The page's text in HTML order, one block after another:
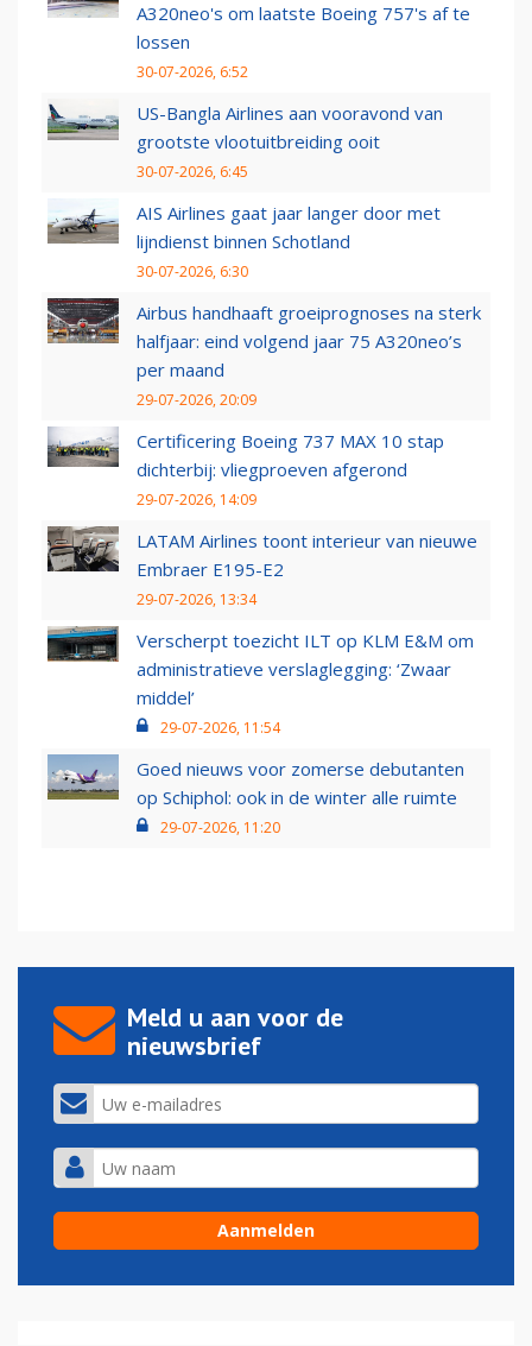
A320neo's om laatste Boeing 757's af te
lossen
30-07-2026, 6:52
US-Bangla Airlines aan vooravond van
grootste vlootuitbreiding ooit
30-07-2026, 6:45
AIS Airlines gaat jaar langer door met
lijndienst binnen Schotland
30-07-2026, 6:30
Airbus handhaaft groeiprognoses na sterk
halfjaar: eind volgend jaar 75 A320neo’s
per maand
29-07-2026, 20:09
Certificering Boeing 737 MAX 10 stap
dichterbij: vliegproeven afgerond
29-07-2026, 14:09
LATAM Airlines toont interieur van nieuwe
Embraer E195-E2
29-07-2026, 13:34
Verscherpt toezicht ILT op KLM E&M om
administratieve verslaglegging: ‘Zwaar
middel’
29-07-2026, 11:54
Goed nieuws voor zomerse debutanten
op Schiphol: ook in de winter alle ruimte
29-07-2026, 11:20
Meld u aan voor de
nieuwsbrief